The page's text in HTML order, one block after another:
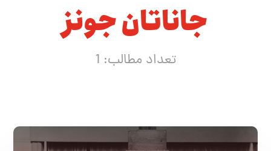
جاناتان جونز
تعداد مطالب: 1